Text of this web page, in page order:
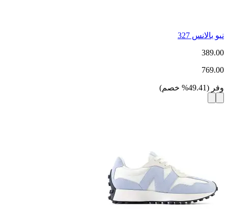
نيو بالانس 327
389.00
769.00
وفر (
49.41
% خصم)